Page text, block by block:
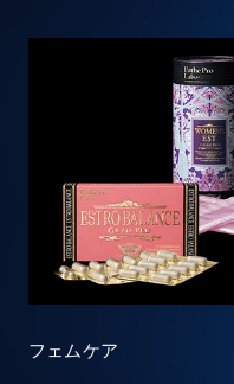
フェムケア